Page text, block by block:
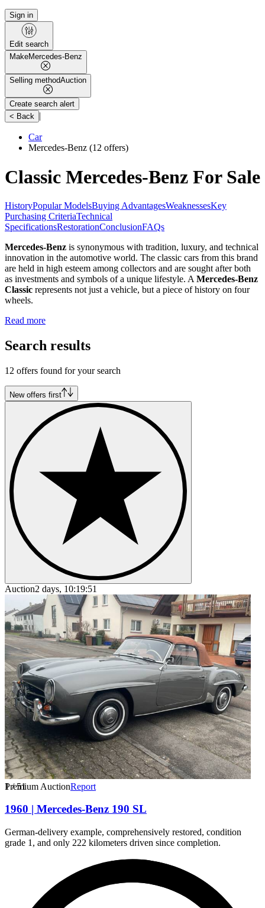
Sign in
Edit search
MakeMercedes-Benz
Selling methodAuction
Create search alert
< Back |
Car
Mercedes-Benz (12 offers)
Classic Mercedes-Benz For Sale
HistoryPopular ModelsBuying AdvantagesWeaknessesKey
Purchasing CriteriaTechnical
SpecificationsRestorationConclusionFAQs
Mercedes-Benz is synonymous with tradition, luxury, and technical
innovation in the automotive world. The classic cars from this brand
are held in high esteem among collectors and are sought after both
as investments and symbols of a unique lifestyle. A Mercedes-Benz
Classic represents not just a vehicle, but a piece of history on four
wheels.
Read more
Search results
12 offers found for your search
New offers first
Auction2 days, 10:19:51
1/51
Premium AuctionReport
1960 | Mercedes-Benz 190 SL
German-delivery example, comprehensively restored, condition
grade 1, and only 222 kilometers driven since completion.